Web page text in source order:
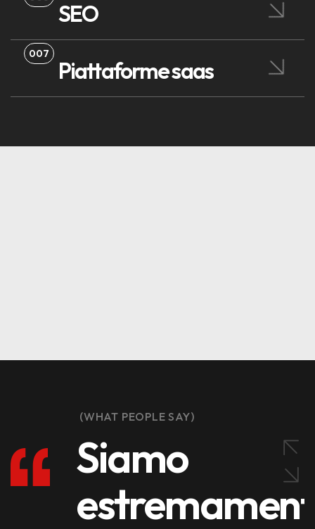
SEO
007
Piattaforme saas
(WHAT PEOPLE SAY)
Siamo